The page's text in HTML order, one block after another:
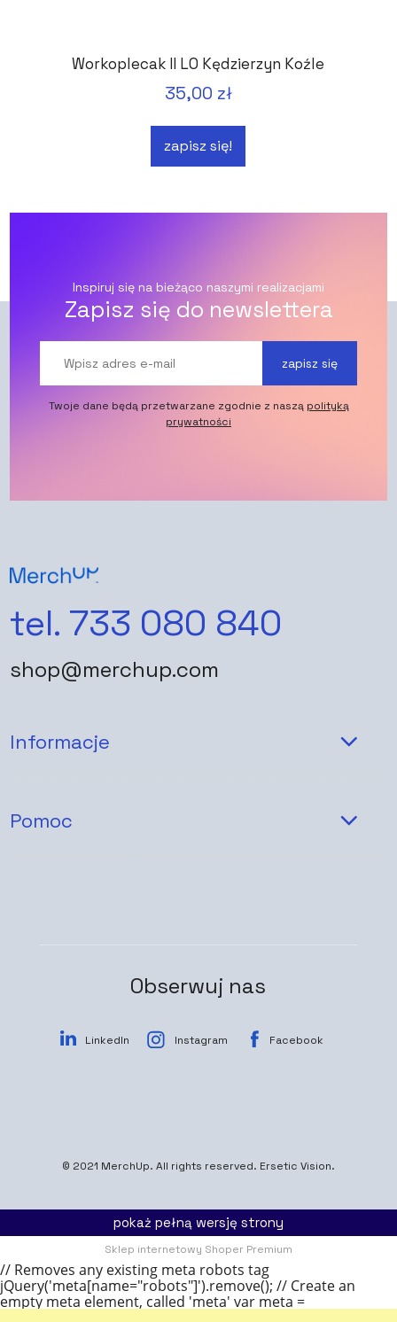
Workoplecak II LO Kędzierzyn Koźle
35,00 zł
zapisz się!
Inspiruj się na bieżąco naszymi realizacjami
Zapisz się do newslettera
zapisz się
Twoje dane będą przetwarzane zgodnie z naszą polityką
prywatności
tel. 733 080 840
shop@merchup.com
Informacje
Pomoc
Obserwuj nas
LinkedIn Instagram Facebook
© 2021 MerchUp. All rights reserved. Ersetic Vision.
pokaż pełną wersję strony
Sklep internetowy Shoper Premium
// Removes any existing meta robots tag
jQuery('meta[name="robots"]').remove(); // Create an
empty meta element, called 'meta' var meta =